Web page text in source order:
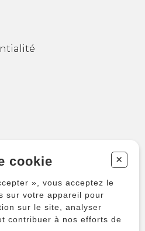
instruments
cookie +
», vous acceptez le
sur votre appareil pour
sur le site, analyser
contribuer à nos efforts de